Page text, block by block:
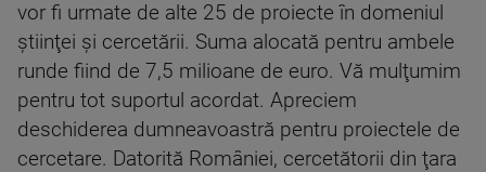
vor fi urmate de alte 25 de proiecte în domeniul
ştiinţei şi cercetării. Suma alocată pentru ambele
runde fiind de 7,5 milioane de euro. Vă mulţumim
pentru tot suportul acordat. Apreciem
deschiderea dumneavoastră pentru proiectele de
cercetare. Datorită României, cercetătorii din ţara